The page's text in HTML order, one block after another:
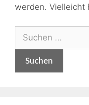
werden. Vielleicht